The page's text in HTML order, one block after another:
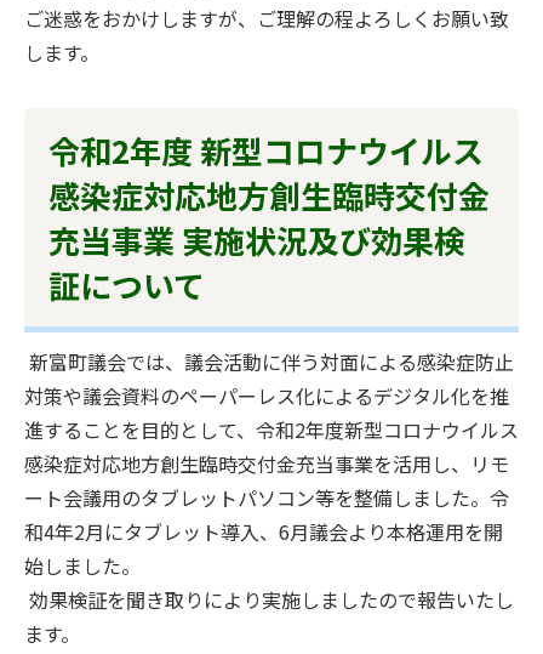
ご迷惑をおかけしますが、ご理解の程よろしくお願い致
します。
令和2年度 新型コロナウイルス
感染症対応地方創生臨時交付金
充当事業 実施状況及び効果検
証について
新富町議会では、議会活動に伴う対面による感染症防止
対策や議会資料のペーパーレス化によるデジタル化を推
進することを目的として、令和2年度新型コロナウイルス
感染症対応地方創生臨時交付金充当事業を活用し、リモ
ート会議用のタブレットパソコン等を整備しました。令
和4年2月にタブレット導入、6月議会より本格運用を開
始しました。
効果検証を聞き取りにより実施しましたので報告いたし
ます。